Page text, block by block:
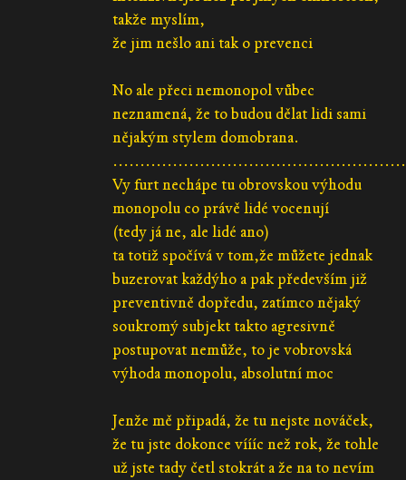
takže myslím,
že jim nešlo ani tak o prevenci
No ale přeci nemonopol vůbec
neznamená, že to budou dělat lidi sami
nějakým stylem domobrana.
Vy furt nechápe tu obrovskou výhodu
monopolu co právě lidé vocenují
(tedy já ne, ale lidé ano)
ta totiž spočívá v tom,že můžete jednak
buzerovat každýho a pak především již
preventivně dopředu, zatímco nějaký
soukromý subjekt takto agresivně
postupovat nemůže, to je vobrovská
výhoda monopolu, absolutní moc
Jenže mě připadá, že tu nejste nováček,
že tu jste dokonce víííc než rok, že tohle
už jste tady četl stokrát a že na to nevím